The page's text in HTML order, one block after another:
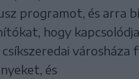
programot, és arra
hogy
csíkszeredai
és